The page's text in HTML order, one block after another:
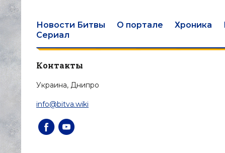
Новости Битвы О портале Хроника
Сериал
Контакты
Украина, Днипро
info@bitva.wiki